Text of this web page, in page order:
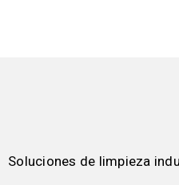
Soluciones de limpieza